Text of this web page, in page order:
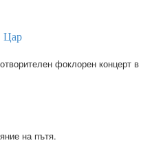
Цар
фоклорен концерт в
на пътя.